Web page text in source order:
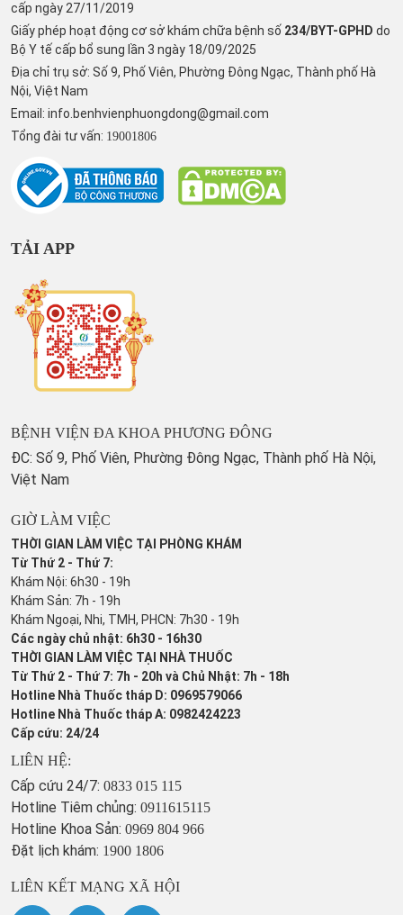
cấp ngày 27/11/2019
Giấy phép hoạt động cơ sở khám chữa bệnh số 234/BYT-GPHD do
Bộ Y tế cấp bổ sung lần 3 ngày 18/09/2025
Địa chỉ trụ sở: Số 9, Phố Viên, Phường Đông Ngạc, Thành phố Hà
Nội, Việt Nam
Email: info.benhvienphuongdong@gmail.com
Tổng đài tư vấn: 19001806
TẢI APP
BỆNH VIỆN ĐA KHOA PHƯƠNG ĐÔNG
ĐC: Số 9, Phố Viên, Phường Đông Ngạc, Thành phố Hà Nội,
Việt Nam
GIỜ LÀM VIỆC
THỜI GIAN LÀM VIỆC TẠI PHÒNG KHÁM
Từ Thứ 2 - Thứ 7:
Khám Nội: 6h30 - 19h
Khám Sản: 7h - 19h
Khám Ngoại, Nhi, TMH, PHCN: 7h30 - 19h
Các ngày chủ nhật: 6h30 - 16h30
THỜI GIAN LÀM VIỆC TẠI NHÀ THUỐC
Từ Thứ 2 - Thứ 7: 7h - 20h và Chủ Nhật: 7h - 18h
Hotline Nhà Thuốc tháp D: 0969579066
Hotline Nhà Thuốc tháp A: 0982424223
Cấp cứu: 24/24
LIÊN HỆ:
Cấp cứu 24/7: 0833 015 115
Hotline Tiêm chủng: 0911615115
Hotline Khoa Sản: 0969 804 966
Đặt lịch khám: 1900 1806
LIÊN KẾT MẠNG XÃ HỘI